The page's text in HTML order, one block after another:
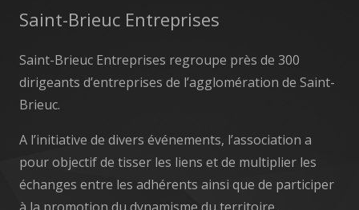
Saint-Brieuc Entreprises
Saint-Brieuc Entreprises regroupe près de 300
dirigeants d’entreprises de l’agglomération de Saint-
Brieuc.
A l’initiative de divers événements, l’association a
pour objectif de tisser les liens et de multiplier les
échanges entre les adhérents ainsi que de participer